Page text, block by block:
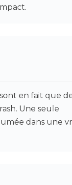
en fait que
Une seule
dans une